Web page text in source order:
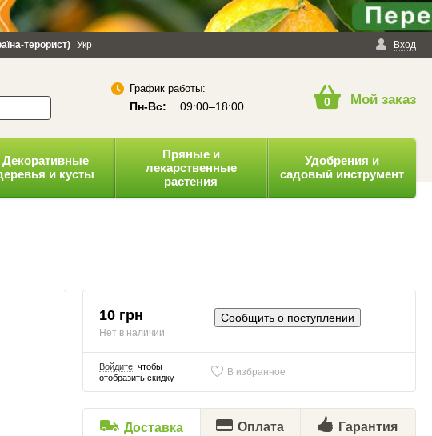
конфиденциальности Вход
терорист) Укр
График работы:
Пн-Вс: 09:00–18:00 0 Мой заказ
Декоративные
и кусты
Пряные и
лекарственные
растения
Удобрения и
садовый инструмент
10 грн
Нет в наличии
Сообщить о поступлении
Войдите, чтобы
отобразить скидку
В избранное
Доставка Оплата Гарантия